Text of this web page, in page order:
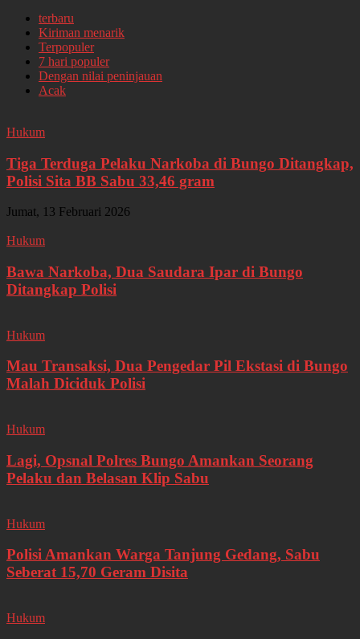
terbaru
Kiriman menarik
Terpopuler
7 hari populer
Dengan nilai peninjauan
Acak
Hukum
Tiga Terduga Pelaku Narkoba di Bungo Ditangkap,
Polisi Sita BB Sabu 33,46 gram
Jumat, 13 Februari 2026
Hukum
Bawa Narkoba, Dua Saudara Ipar di Bungo
Ditangkap Polisi
Hukum
Mau Transaksi, Dua Pengedar Pil Ekstasi di Bungo
Malah Diciduk Polisi
Hukum
Lagi, Opsnal Polres Bungo Amankan Seorang
Pelaku dan Belasan Klip Sabu
Hukum
Polisi Amankan Warga Tanjung Gedang, Sabu
Seberat 15,70 Geram Disita
Hukum